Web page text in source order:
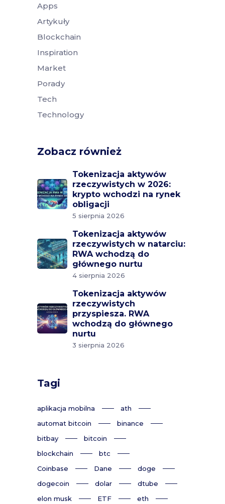
Apps
Artykuły
Blockchain
Inspiration
Market
Porady
Tech
Technology
Zobacz również
Tokenizacja aktywów
rzeczywistych w 2026:
krypto wchodzi na rynek
obligacji
5 sierpnia 2026
Tokenizacja aktywów
rzeczywistych w natarciu:
RWA wchodzą do
głównego nurtu
4 sierpnia 2026
Tokenizacja aktywów
rzeczywistych
przyspiesza. RWA
wchodzą do głównego
nurtu
3 sierpnia 2026
Tagi
aplikacja mobilna
ath
automat bitcoin
binance
bitbay
bitcoin
blockchain
btc
Coinbase
Dane
doge
dogecoin
dolar
dtube
elon musk
ETF eth